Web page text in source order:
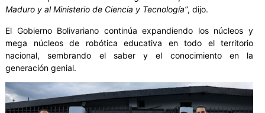
Maduro y al Ministerio de Ciencia y Tecnología”, dijo.
El Gobierno Bolivariano continúa expandiendo los núcleos y
mega núcleos de robótica educativa en todo el territorio
nacional, sembrando el saber y el conocimiento en la
generación genial.